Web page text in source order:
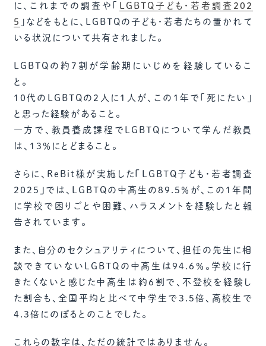
に、これまでの調査や「 LGBTQ子ども・若者調査202
5 」などをもとに、LGBTQの子ども・若者たちの置かれて
いる状況について共有されました。
LGBTQの約7割が学齢期にいじめを経験しているこ
と。
10代のLGBTQの2人に1人が、この1年で「死にたい」
と思った経験があること。
一方で、教員養成課程でLGBTQについて学んだ教員
は、13％にとどまること。
さらに、ReBit様が実施した 「 LGBTQ子ども・若者調査
2025 」 では、LGBTQの中高生の89.5％が、この1年間
に学校で困りごとや困難、ハラスメントを経験したと報
告されています。
また、自分のセクシュアリティについて、担任の先生に相
談できていないLGBTQの中高生は94.6％。学校に行
きたくないと感じた中高生は約6割で、不登校を経験し
た割合も、全国平均と比べて中学生で3.5倍、高校生で
4.3倍にのぼるとのことでした。
これらの数字は、ただの統計ではありません。